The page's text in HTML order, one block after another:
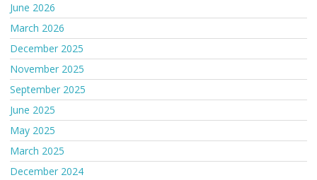
June 2026
March 2026
December 2025
November 2025
September 2025
June 2025
May 2025
March 2025
December 2024